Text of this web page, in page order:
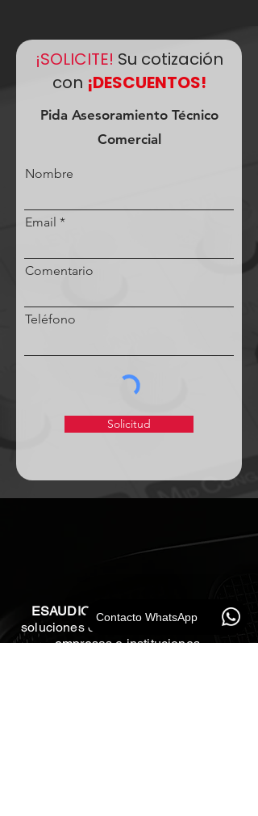
¡SOLICITE! Su cotización
con ¡DESCUENTOS!
Pida Asesoramiento Técnico
Comercial
Nombre
Email
Comentario
Teléfono
Solicitud
ESAUDIO PERU
Especialistas en
soluciones de audio profesional para
empresas e instituciones.
Contacto WhatsApp